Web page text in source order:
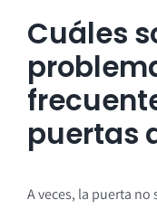
Cuáles
puertas
A veces, la puerta